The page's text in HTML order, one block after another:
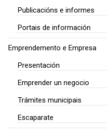
Publicacións e informes
Portais de información
Emprendemento e Empresa
Presentación
Emprender un negocio
Trámites municipais
Escaparate